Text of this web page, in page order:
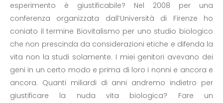
esperimento è giustificabile? Nel 2008 per una
conferenza organizzata dall’Università di Firenze ho
coniato il termine Biovitalismo per uno studio biologico
che non prescinda da considerazioni etiche e difenda la
vita non la studi solamente. I miei genitori avevano dei
geni in un certo modo e prima di loro i nonni e ancora e
ancora. Quanti miliardi di anni andremo indietro per
giustificare la nuda vita biologica? Fare un